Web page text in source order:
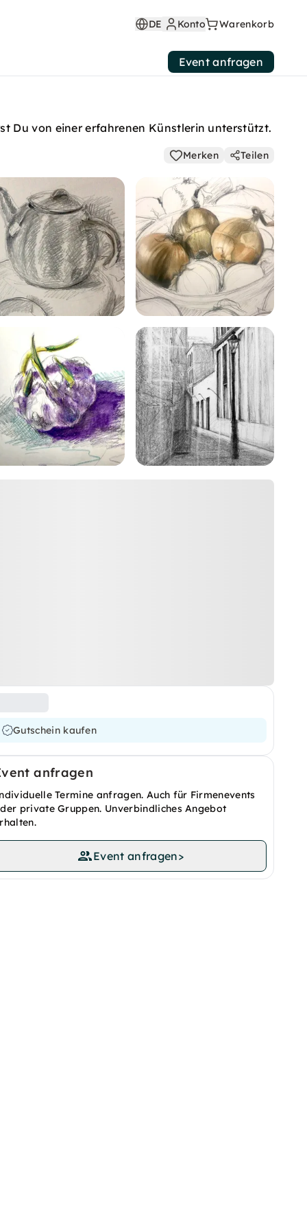
DE Konto Warenkorb
Event anfragen
Du von einer erfahrenen Künstlerin unterstützt.
Merken Teilen
Gutschein kaufen
anfragen
Termine anfragen. Auch für Firmenevents
private Gruppen. Unverbindliches Angebot
Event anfragen>